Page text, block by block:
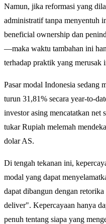
Namun, jika reformasi yang
administratif tanpa menyentuh
beneficial ownership dan
—maka waktu tambahan ini
terhadap praktik yang merusak
Pasar modal Indonesia sedang
turun 31,81% secara year-to-
investor asing mencatatkan
tukar Rupiah melemah
dolar AS.
Di tengah tekanan ini,
modal yang dapat
dapat dibangun dengan
deliver". Kepercayaan hanya
penuh tentang siapa yang